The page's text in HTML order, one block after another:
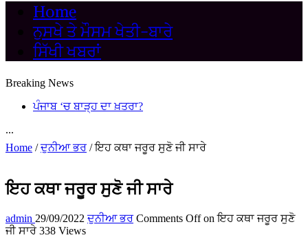
Home
ਨੁਸਖੇ ਤੇ ਮੌਸਮ ਖੇਤੀ-ਬਾਰੇ
ਸਿੱਖੀ ਖਬਰਾਂ
Breaking News
ਪੰਜਾਬ ‘ਚ ਬਾੜ੍ਹ ਦਾ ਖ਼ਤਰਾ?
...
Home / ਦੁਨੀਆ ਭਰ / ਇਹ ਕਥਾ ਜਰੂਰ ਸੁਣੋ ਜੀ ਸਾਰੇ
ਇਹ ਕਥਾ ਜਰੂਰ ਸੁਣੋ ਜੀ ਸਾਰੇ
admin 29/09/2022 ਦੁਨੀਆ ਭਰ Comments Offon ਇਹ ਕਥਾ ਜਰੂਰ ਸੁਣੋ
ਜੀ ਸਾਰੇ 338 Views